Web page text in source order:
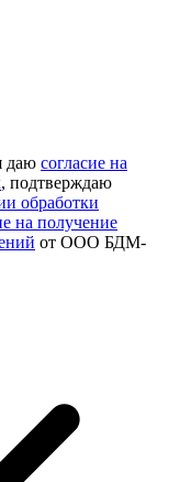
даю согласие на
, подтверждаю
обработки
на получение
от ООО БДМ-